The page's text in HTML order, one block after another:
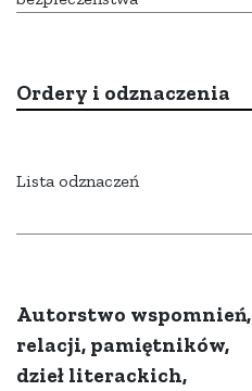
Ordery i odznaczenia
Lista odznaczeń
Autorstwo wspomnień,
relacji, pamiętników,
dzieł literackich,